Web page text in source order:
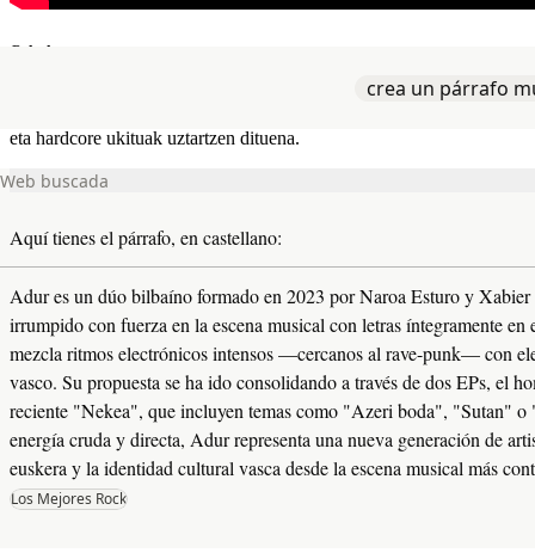
Calathea
Calathea Galdakaoko (Bizkaia) post-hardcore/screamo banda bat da,
eta hardcore ukituak uztartzen dituena.
crea un párrafo
Web buscada
Aquí tienes el párrafo, en castellano:
Adur es un dúo bilbaíno formado en 2023 por Naroa Esturo y
irrumpido con fuerza en la escena musical con letras íntegramente en
mezcla ritmos electrónicos intensos —cercanos al rave-punk— con
vasco. Su propuesta se ha ido consolidando a través de dos EPs, el
reciente "Nekea", que incluyen temas como "Azeri boda", "Sutan" o
energía cruda y directa, Adur representa una nueva generación de
euskera y la identidad cultural vasca desde la escena musical más
Los Mejores Rock